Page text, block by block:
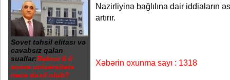
Sovet təhsil elitası və
cavabsız qalan
suallar:Rektor 6 il
sonra universitetə
necə daxil olub?
Nazirliyinə bağlılına dair iddiaların
artırır.
Xəbərin oxunma sayı : 1318